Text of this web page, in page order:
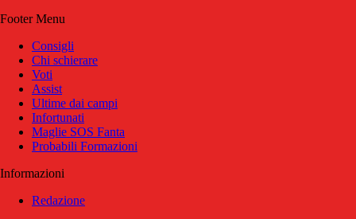
Footer Menu
Consigli
Chi schierare
Voti
Assist
Ultime dai campi
Infortunati
Maglie SOS Fanta
Probabili Formazioni
Informazioni
Redazione